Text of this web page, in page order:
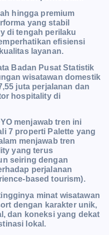
hingga premium
yang stabil
di tengah perilaku
efisiensi
layanan.
Badan Pusat Statistik
wisatawan domestik
juta perjalanan dan
hospitality di
menjawab tren ini
7 properti Palette yang
menjawab tren
yang terus
seiring dengan
perjalanan
based tourism).
minat wisatawan
dengan karakter unik,
dan koneksi yang dekat
lokal.